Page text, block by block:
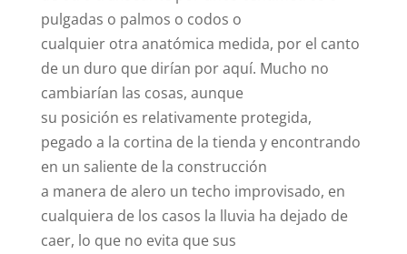
pulgadas o palmos o codos o
cualquier otra anatómica medida, por el canto
de un duro que dirían por aquí. Mucho no
cambiarían las cosas, aunque
su posición es relativamente protegida,
pegado a la cortina de la tienda y encontrando
en un saliente de la construcción
a manera de alero un techo improvisado, en
cualquiera de los casos la lluvia ha dejado de
caer, lo que no evita que sus